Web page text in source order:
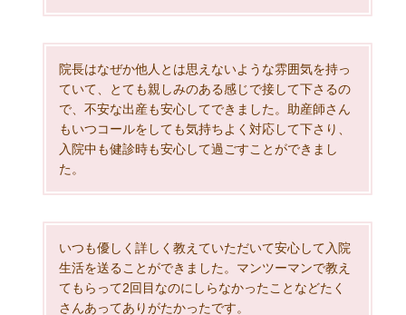
院長はなぜか他人とは思えないような雰囲気を持っ
ていて、とても親しみのある感じで接して下さるの
で、不安な出産も安心してできました。助産師さん
もいつコールをしても気持ちよく対応して下さり、
入院中も健診時も安心して過ごすことができまし
た。
いつも優しく詳しく教えていただいて安心して入院
生活を送ることができました。マンツーマンで教え
てもらって2回目なのにしらなかったことなどたく
さんあってありがたかったです。